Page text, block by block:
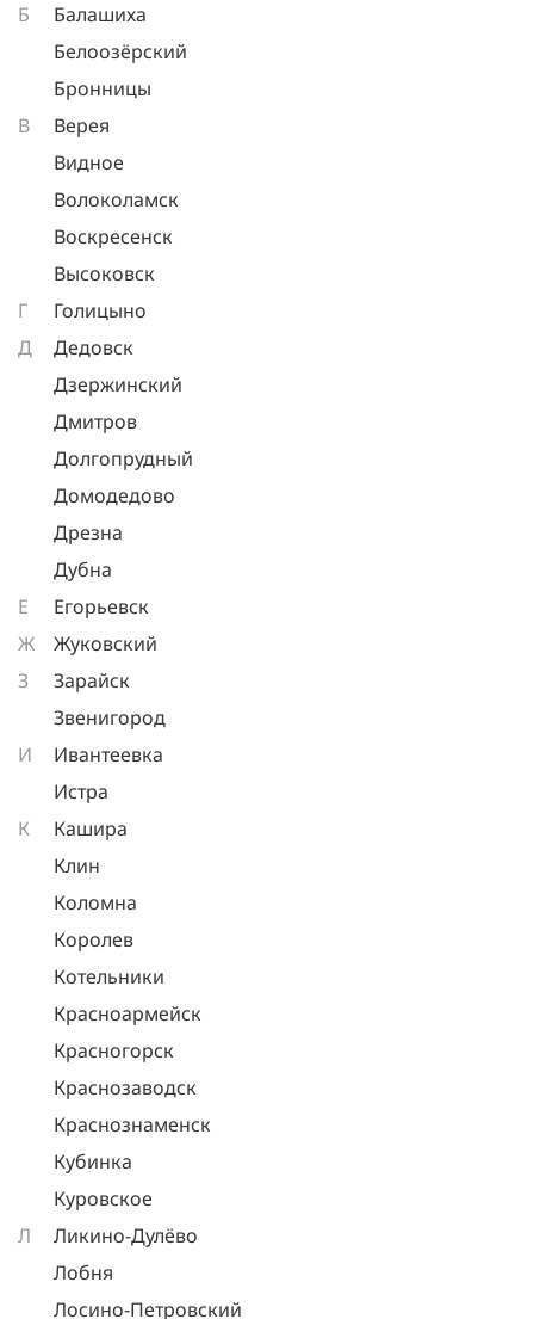
Б
Балашиха
Белоозёрский
Бронницы
В
Верея
Видное
Волоколамск
Воскресенск
Высоковск
Г
Голицыно
Д
Дедовск
Дзержинский
Дмитров
Долгопрудный
Домодедово
Дрезна
Дубна
Е
Егорьевск
Ж
Жуковский
З
Зарайск
Звенигород
И
Ивантеевка
Истра
К
Кашира
Клин
Коломна
Королев
Котельники
Красноармейск
Красногорск
Краснозаводск
Краснознаменск
Кубинка
Куровское
Л
Ликино-Дулёво
Лобня
Лосино-Петровский